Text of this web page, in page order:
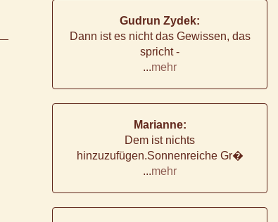
Gudrun Zydek:
Dann ist es nicht das Gewissen, das
spricht -
...mehr
Marianne:
Dem ist nichts
hinzuzufügen.Sonnenreiche Gr�
...mehr